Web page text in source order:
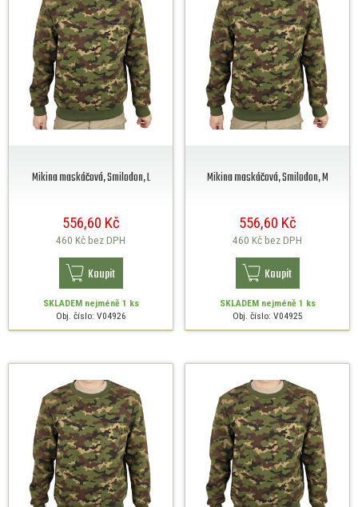
Mikina maskáčová, Smilodon, L
556,60 Kč
460 Kčbez DPH
Koupit
SKLADEMnejméně 1 ks
Obj. číslo: V04926
Mikina maskáčová, Smilodon, M
556,60 Kč
460 Kčbez DPH
Koupit
SKLADEMnejméně 1 ks
Obj. číslo: V04925